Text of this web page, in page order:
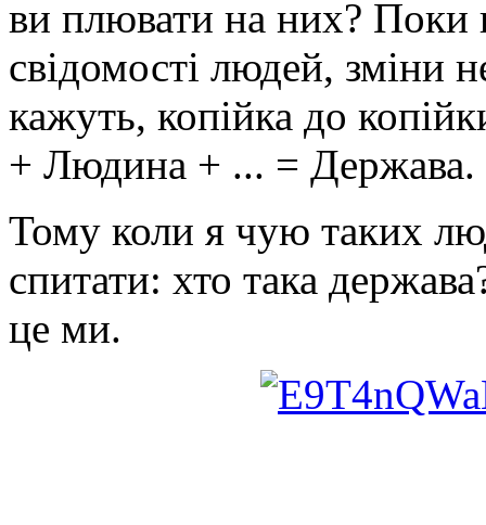
ви плювати на них? Поки
свідомості людей, зміни
кажуть, копійка до
+ Людина + ... = Держава.
Тому коли я чую таких
спитати: хто така
це ми.